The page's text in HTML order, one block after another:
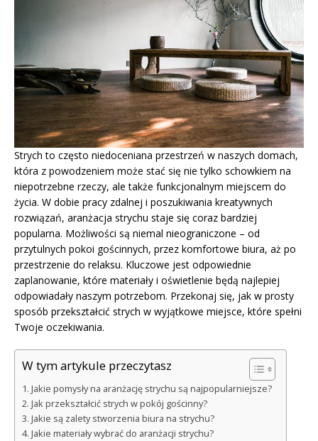
Strych to często niedoceniana przestrzeń w naszych domach,
która z powodzeniem może stać się nie tylko schowkiem na
niepotrzebne rzeczy, ale także funkcjonalnym miejscem do
życia. W dobie pracy zdalnej i poszukiwania kreatywnych
rozwiązań, aranżacja strychu staje się coraz bardziej
popularna. Możliwości są niemal nieograniczone – od
przytulnych pokoi gościnnych, przez komfortowe biura, aż po
przestrzenie do relaksu. Kluczowe jest odpowiednie
zaplanowanie, które materiały i oświetlenie będą najlepiej
odpowiadały naszym potrzebom. Przekonaj się, jak w prosty
sposób przekształcić strych w wyjątkowe miejsce, które spełni
Twoje oczekiwania.
W tym artykule przeczytasz
Jakie pomysły na aranżację strychu są najpopularniejsze?
Jak przekształcić strych w pokój gościnny?
Jakie są zalety stworzenia biura na strychu?
Jakie materiały wybrać do aranżacji strychu?